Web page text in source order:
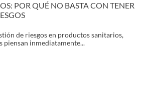
POR QUÉ NO BASTA CON TENER
de riesgos en productos sanitarios,
piensan inmediatamente...